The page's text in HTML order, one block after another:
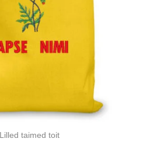
Lilled taimed toit